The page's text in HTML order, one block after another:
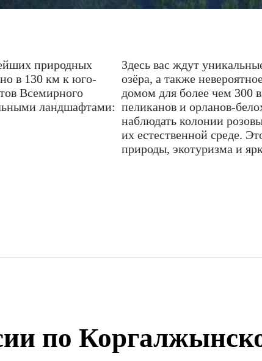
природных
в 130 км к юго-
Всемирного
ландшафтами:
Здесь вас ждут
озёра, а также
домом для более чем 300
пеликанов и орланов-
наблюдать колонии
их естественной среде.
природы, экотуризма и
по